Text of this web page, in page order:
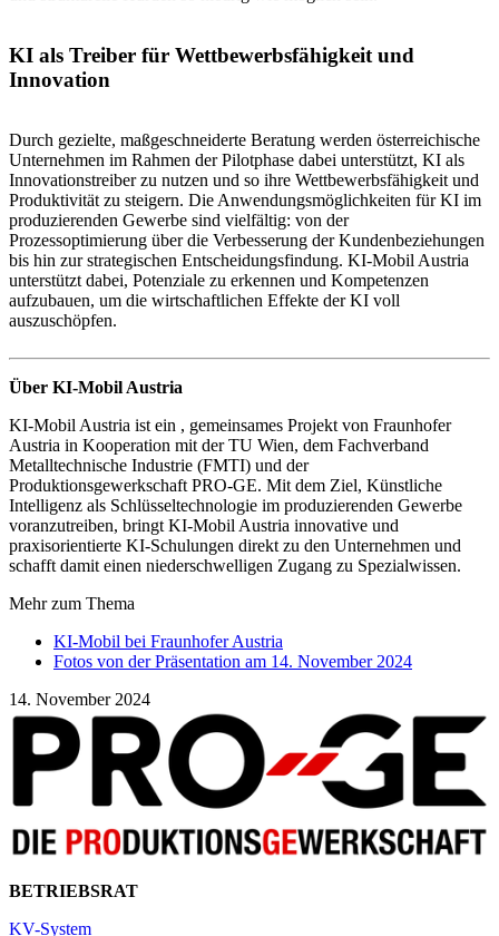
KI als Treiber für Wettbewerbsfähigkeit und
Innovation
Durch gezielte, maßgeschneiderte Beratung werden österreichische
Unternehmen im Rahmen der Pilotphase dabei unterstützt, KI als
Innovationstreiber zu nutzen und so ihre Wettbewerbsfähigkeit und
Produktivität zu steigern. Die Anwendungsmöglichkeiten für KI im
produzierenden Gewerbe sind vielfältig: von der
Prozessoptimierung über die Verbesserung der Kundenbeziehungen
bis hin zur strategischen Entscheidungsfindung. KI-Mobil Austria
unterstützt dabei, Potenziale zu erkennen und Kompetenzen
aufzubauen, um die wirtschaftlichen Effekte der KI voll
auszuschöpfen.
Über KI-Mobil Austria
KI-Mobil Austria ist ein , gemeinsames Projekt von Fraunhofer
Austria in Kooperation mit der TU Wien, dem Fachverband
Metalltechnische Industrie (FMTI) und der
Produktionsgewerkschaft PRO-GE. Mit dem Ziel, Künstliche
Intelligenz als Schlüsseltechnologie im produzierenden Gewerbe
voranzutreiben, bringt KI-Mobil Austria innovative und
praxisorientierte KI-Schulungen direkt zu den Unternehmen und
schafft damit einen niederschwelligen Zugang zu Spezialwissen.
Mehr zum Thema
KI-Mobil bei Fraunhofer Austria
Fotos von der Präsentation am 14. November 2024
14. November 2024
BETRIEBSRAT
KV-System